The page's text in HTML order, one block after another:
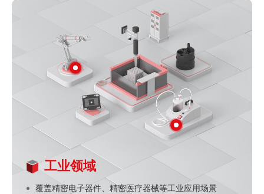
工业领域
覆盖精密电子器件、精密医疗器械等工业应用场景